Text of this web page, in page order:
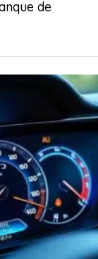
de